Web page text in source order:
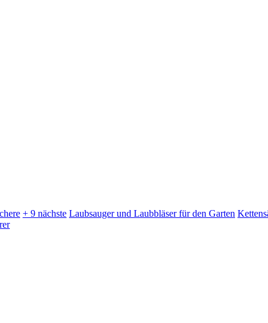
+ 9 nächste Laubsauger und Laubbläser für den Garten